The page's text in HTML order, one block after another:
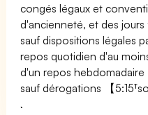
congés légaux et
d'ancienneté, et des jours
sauf dispositions légales
repos quotidien d'au
d'un repos
sauf dérogations 【